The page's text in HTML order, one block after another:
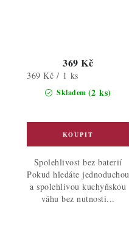
Skladem (2 ks)
369 Kč
Měrná
369 Kč / 1 ks
Spolehlivost bez baterií
Pokud hledáte jednoduchou
a spolehlivou kuchyňskou
váhu bez nutnosti...